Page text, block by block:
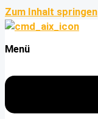
Zum Inhalt springen
Menü